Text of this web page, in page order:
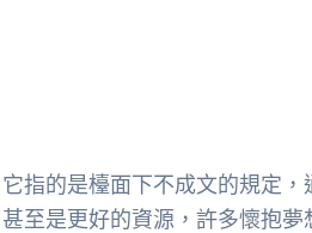
指的是檯面下不成文的規定，
至是更好的資源，許多懷抱夢